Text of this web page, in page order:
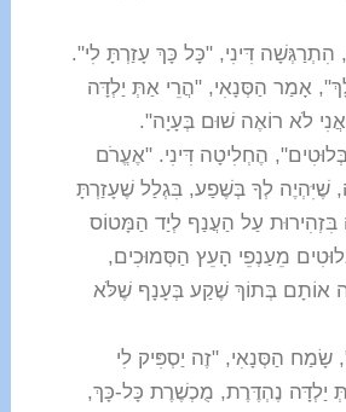
דִּינִי, "כָּל כָּךְ עָזַרְתָּ לִי".
אָמַר הַסְּנָאִי, "הֲרֵי אַתְּ יַלְדָּה
לֹא רוֹאֶה שׁוּם בְּעָיָה".
הֶחְלִיטָה דִּינִי. "אֶעֱרֹם
שֶׁיִּהְיֶה לְךָ בְּשֶׁפַע, בִּגְלַל שֶׁעָזַרְתָּ
בִּזְהִירוּת עַל הַעֲנַף לְיַד הַמָּטוֹס
מֵעַנְפֵי הָעֵץ הַסְּמוּכִים,
אוֹתָם בְּתוֹךְ שֶׁקַע בְּעָנָף שֶׁלֹּא
שָׂמַח הַסְּנָאִי, "זֶה יַסְפִּיק לִי
יַלְדָּה נֶהְדֶּרֶת, מֻכְשֶׁרֶת כָּל-כָּךְ,